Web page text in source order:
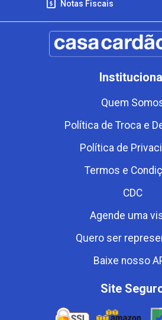
Notas Fiscais
Quem
Política de Troca e
Política de
Termos e
CDC
Agende uma
Quero ser
Baixe nosso
Site